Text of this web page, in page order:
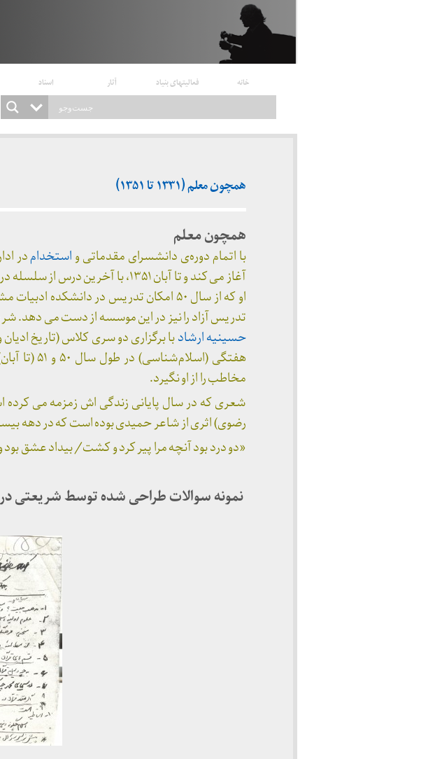
خانه فعالیتهای بنیاد آثار اسناد
همچون معلم (۱۳۳۱ تا ۱۳۵۱)
همچون معلم
با اتمام دوره‌ی دانشسرای مقدماتی واستخدام
آغاز می کند و تا آبان ۱۳۵۱، با آخرین درس از سلسله دروس اسلامشناسی در
او که از سال ۵۰ امکان تدریس در دانشکده ادبیات مشهد را از دست داده است، با بسته شدن
تدریس آزاد را نیز در این موسسه از دست می
حسینیه ارشادبا برگزاری دو سری کلاس (تاریخ
هفتگی
مخاطب را از او نگیرد.
شعری که در سال پایانی زندگی اش زمزمه می
رضوی) اثری از شاعر حمیدی بوده است که در دهه
«دو درد بود آنچه مرا پیر کرد و کشت/ بیداد عشق
نمونه سوالات طراحی شده توسط شریعتی